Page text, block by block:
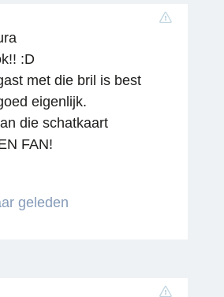
Reageren
:D
met die bril is best
eigenlijk.
die schatkaart
FAN!
geleden